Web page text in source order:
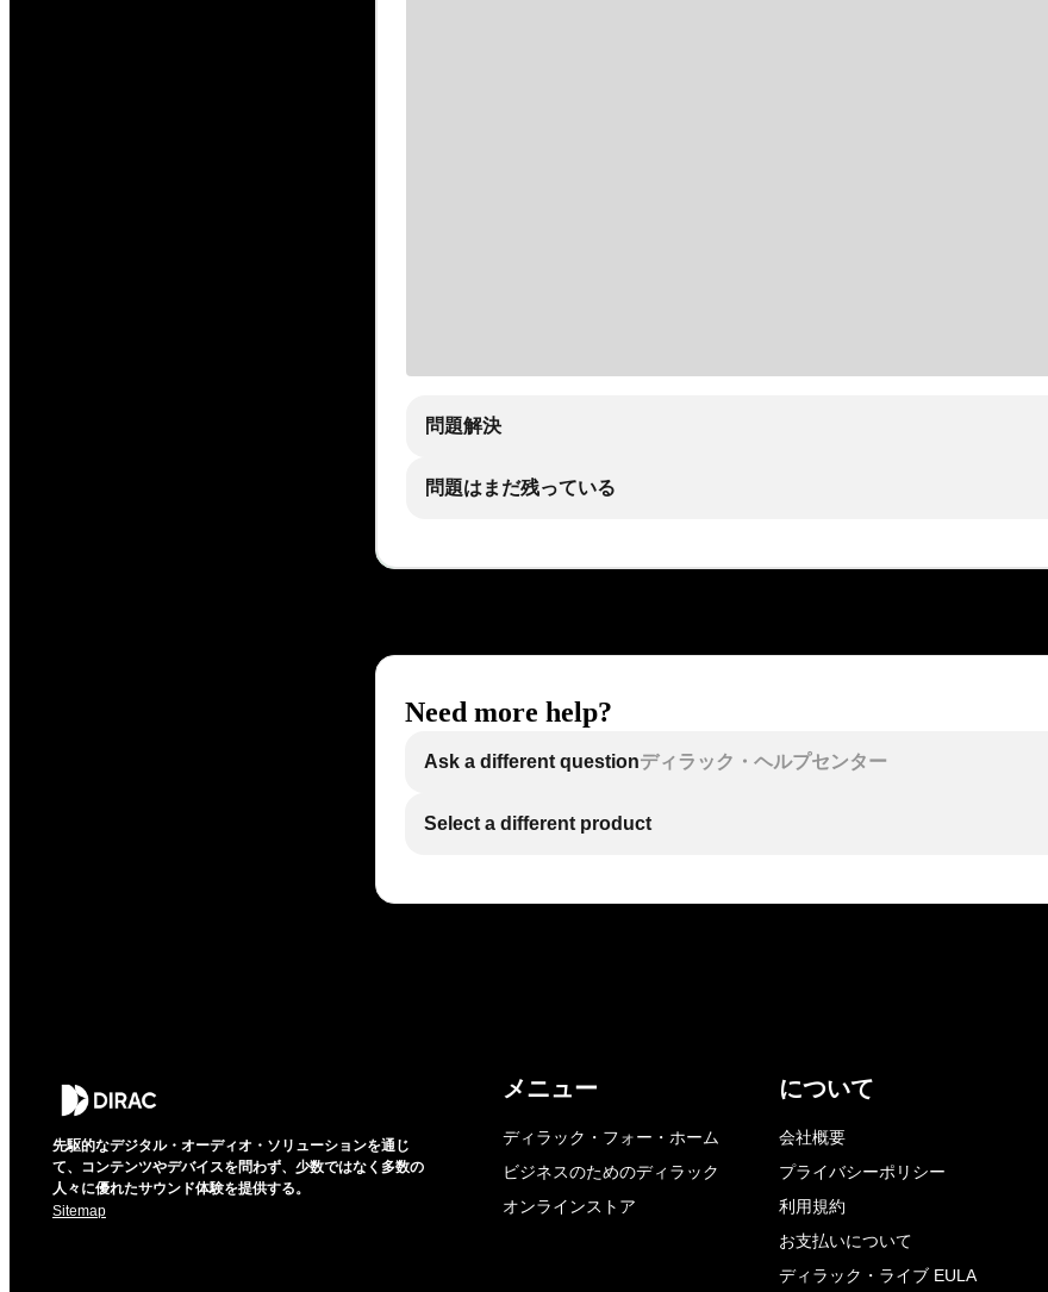
問題解決
問題はまだ残っている
Need more help?
Ask a different questionディラック・ヘルプセンター
Select a different product
先駆的なデジタル・オーディオ・ソリューションを通じ
て、コンテンツやデバイスを問わず、少数ではなく多数の
人々に優れたサウンド体験を提供する。
Sitemap
メニュー
ディラック・フォー・ホーム
ビジネスのためのディラック
オンラインストア
について
会社概要
プライバシーポリシー
利用規約
お支払いについて
ディラック・ライブ EULA